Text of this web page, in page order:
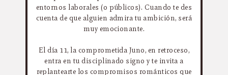
entornos laborales (o públicos). Cuando te des
cuenta de que alguien admira tu ambición, será
muy emocionante.
El día 11, la comprometida Juno, en retroceso,
entra en tu disciplinado signo y te invita a
replantearte los compromisos románticos que